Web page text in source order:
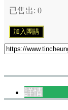
已售出: 0
加入團購
詳情